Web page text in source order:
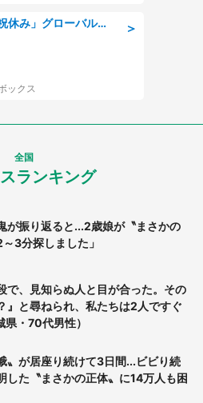
＞
09月開始/「土日祝休み」グローバル企業での産業保健のお仕事/保健師/高時給/残業なし/服装自由
ックス
全国
ランキング
が振り返ると...2歳娘が〝まさかの
3分探しました」
で、見知らぬ人と目が合った。その
』と尋ねられ、私たちは2人ですぐ
・70代男性）
〟が居座り続けて3日間...ビビり続
た〝まさかの正体〟に14万人も困